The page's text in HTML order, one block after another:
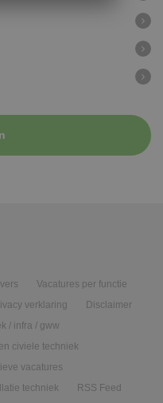
Vacatures per functie
verklaring
Disclaimer
/ infra / gww
civiele techniek
vacatures
techniek
RSS Feed